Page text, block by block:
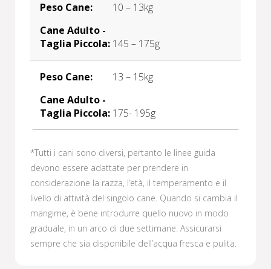
10 – 13kg
145 – 175g
13 – 15kg
175- 195g
*Tutti i cani sono diversi, pertanto le linee guida
devono essere adattate per prendere in
considerazione la razza, l’età, il temperamento e il
livello di attività del singolo cane. Quando si cambia il
mangime, è bene introdurre quello nuovo in modo
graduale, in un arco di due settimane. Assicurarsi
sempre che sia disponibile dell’acqua fresca e pulita.